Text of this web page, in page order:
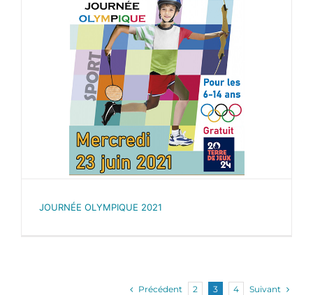
JOURNÉE OLYMPIQUE 2021
Précédent 2 3 4 Suivant